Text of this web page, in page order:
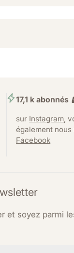
17,1 k abonnés
sur Instagram,
également
Facebook
et soyez parmi